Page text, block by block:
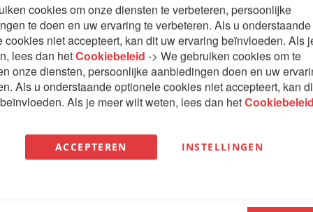
cookies om onze diensten te verbeteren, persoonlijke
te doen en uw ervaring te verbeteren. Als u onderstaande
cookies niet accepteert, kan dit uw ervaring beïnvloeden. Als
lees dan hetCookiebeleid -> We gebruiken cookies om te
onze diensten, persoonlijke aanbiedingen doen en uw
Als u onderstaande optionele cookies niet accepteert, kan
Als je meer wilt weten, lees dan hetCookiebeleid
ACCEPTEREN INSTELLINGEN
Levering en
€